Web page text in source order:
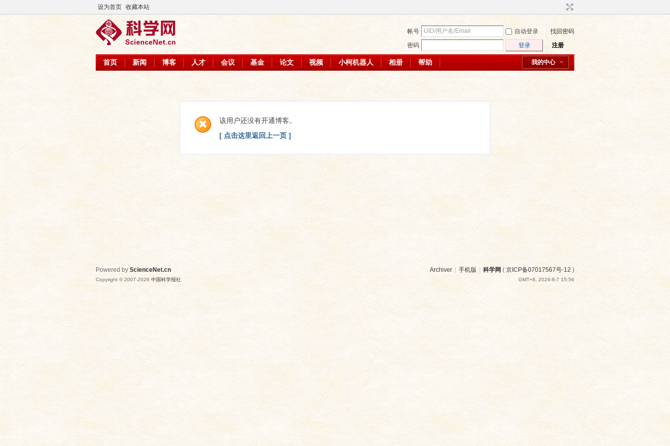
设为首页 收藏本站
帐号 自动登录
找回密码
密码
登录 注册
我的中心
首页 新闻 博客 人才 会议 基金 论文 视频 小柯机器人 相册 帮助
该用户还没有开通博客。
[ 点击这里返回上一页 ]
Archiver 手机版 科学网 (京ICP备07017567号-12 )
GMT+8, 2026-8-7 15:56
Powered by ScienceNet.cn
Copyright © 2007-2026中国科学报社